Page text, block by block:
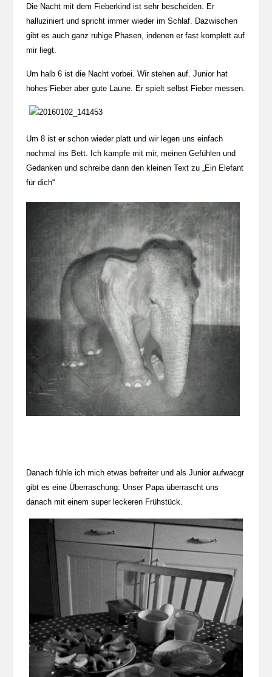
Die Nacht mit dem Fieberkind ist sehr bescheiden. Er
halluziniert und spricht immer wieder im Schlaf. Dazwischen
gibt es auch ganz ruhige Phasen, indenen er fast komplett auf
mir liegt.
Um halb 6 ist die Nacht vorbei. Wir stehen auf. Junior hat
hohes Fieber aber gute Laune. Er spielt selbst Fieber messen.
Um 8 ist er schon wieder platt und wir legen uns einfach
nochmal ins Bett. Ich kampfe mit mir, meinen Gefühlen und
Gedanken und schreibe dann den kleinen Text zu „Ein Elefant
für dich“
Danach fühle ich mich etwas befreiter und als Junior aufwacgr
gibt es eine Überraschung: Unser Papa überrascht uns
danach mit einem super leckeren Frühstück.